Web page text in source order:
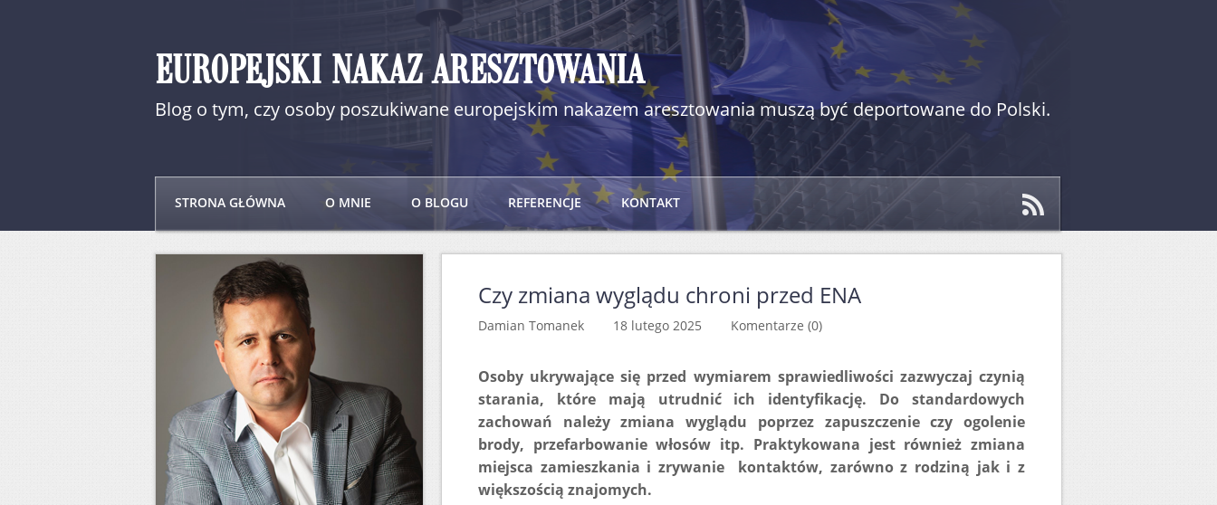
EUROPEJSKI NAKAZ ARESZTOWANIA
Blog o tym, czy osoby poszukiwane europejskim nakazem aresztowania muszą być deportowane do Polski.
STRONA GŁÓWNA O MNIE O BLOGU REFERENCJE KONTAKT
Czy zmiana wyglądu chroni przed ENA
Damian Tomanek 18 lutego 2025 Komentarze (0)
Osoby ukrywające się przed wymiarem sprawiedliwości zazwyczaj czynią
starania, które mają utrudnić ich identyfikację. Do standardowych
zachowań należy zmiana wyglądu poprzez zapuszczenie czy ogolenie
brody, przefarbowanie włosów itp. Praktykowana jest również zmiana
miejsca zamieszkania i zrywanie kontaktów, zarówno z rodziną jak i z
większością znajomych.